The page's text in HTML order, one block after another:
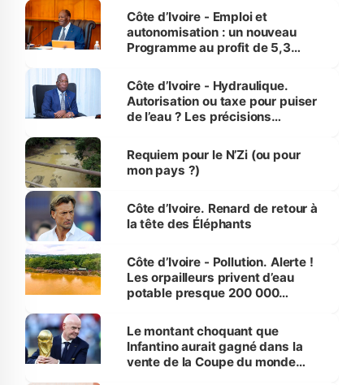
et Yamoussoukro
Côte d’Ivoire - Emploi et
autonomisation : un nouveau
Programme au profit de 5,3
Côte d’Ivoire - Hydraulique.
Autorisation ou taxe pour puiser
de l’eau ? Les précisions
Requiem pour le N’Zi (ou pour
mon pays ?)
Côte d’Ivoire. Renard de retour à
la tête des Éléphants
Côte d’Ivoire - Pollution. Alerte !
Les orpailleurs privent d’eau
potable presque 200 000
Le montant choquant que
Infantino aurait gagné dans la
vente de la Coupe du monde